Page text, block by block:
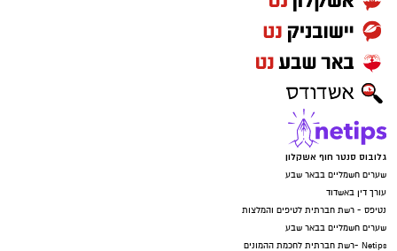
גלובוס סנטר חוף אשקלון
שערים חשמליים בבאר שבע
עורך דין באשדוד
נטיפס - רשת חברתית לטיפים והמלצות
שערים חשמליים בבאר שבע
Netips -רשת חברתית לחכמת ההמונים